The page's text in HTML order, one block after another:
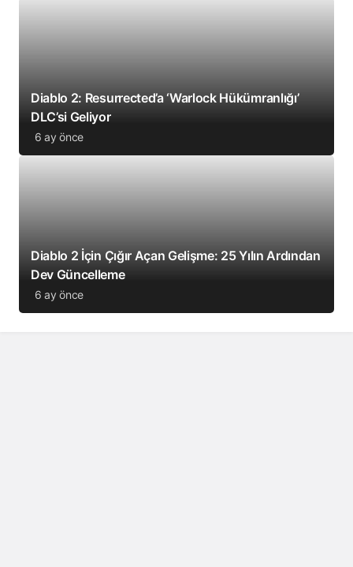
Diablo 2: Resurrected’a ‘Warlock Hükümranlığı’
DLC’si Geliyor
6 ay önce
Diablo 2 İçin Çığır Açan Gelişme: 25 Yılın Ardından
Dev Güncelleme
6 ay önce